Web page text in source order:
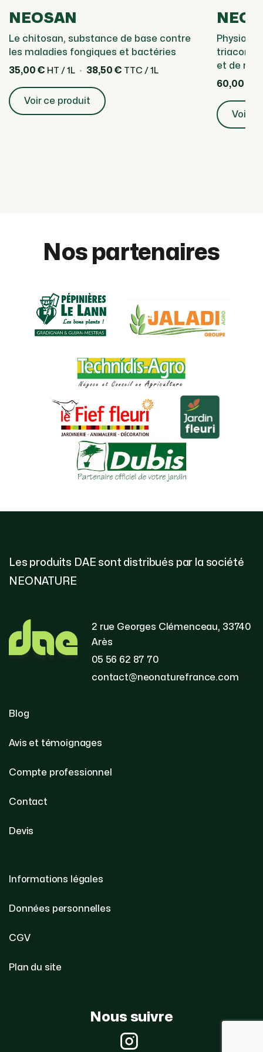
NEOSAN
Le chitosan, substance de base contre
les maladies fongiques et bactéries
35,00 € HT / 1L 38,50 € TTC / 1L
Voir ce produit
et de
60,00 €
Voir
Nos partenaires
Les produits DAE sont distribués par la société
NEONATURE
2 rue Georges Clémenceau, 33740
Arès
05 56 62 87 70
contact@neonaturefrance.com
Blog
Avis et témoignages
Compte professionnel
Contact
Devis
Informations légales
Données personnelles
CGV
Plan du site
Nous suivre
Instagram